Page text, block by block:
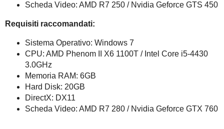
Scheda Video: AMD R7 250 / Nvidia Geforce GTS 450
Requisiti raccomandati:
Sistema Operativo: Windows 7
CPU: AMD Phenom II X6 1100T / Intel Core i5-4430
3.0GHz
Memoria RAM: 6GB
Hard Disk: 20GB
DirectX: DX11
Scheda Video: AMD R7 280 / Nvidia Geforce GTX 760